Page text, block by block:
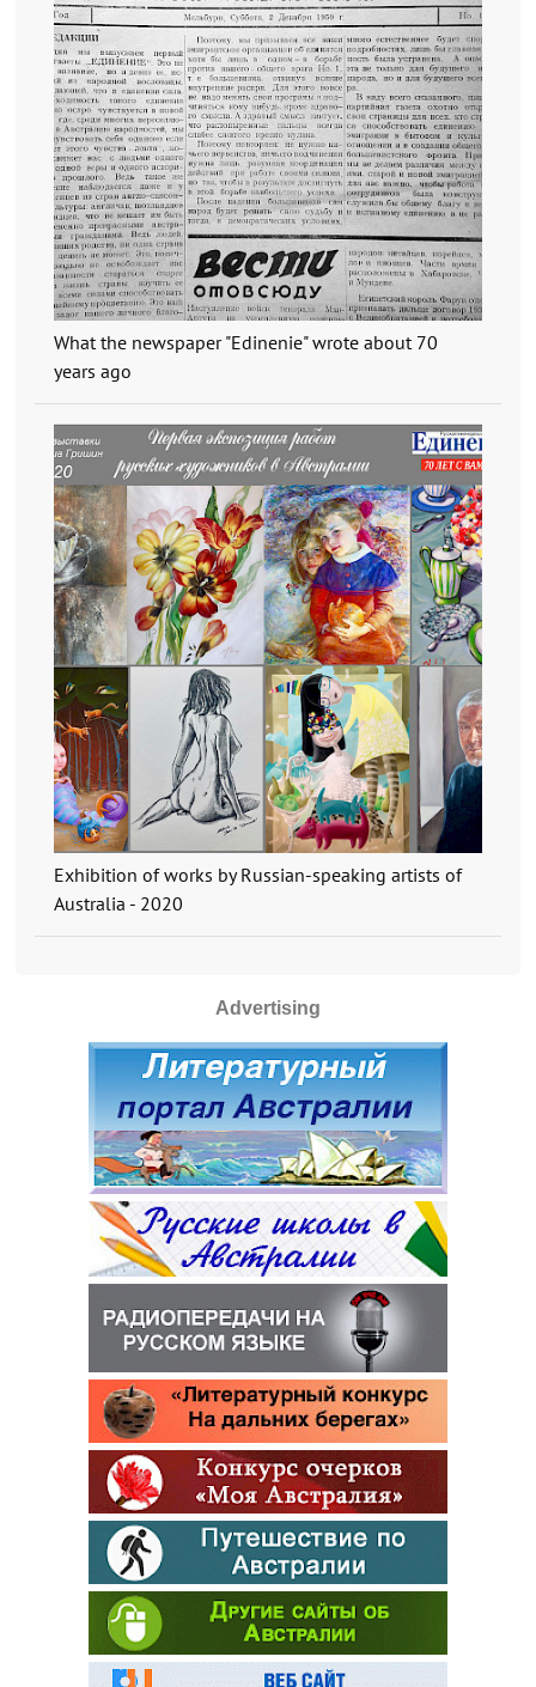
What the newspaper "Edinenie" wrote about 70
years ago
Exhibition of works by Russian-speaking artists of
Australia - 2020
Advertising